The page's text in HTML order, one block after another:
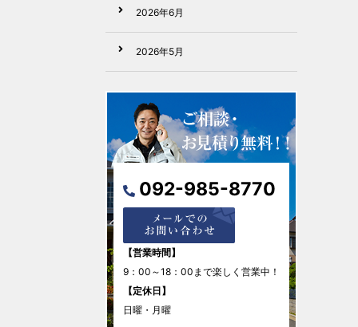
2026年6月
2026年5月
2026年4月
2026年3月
2026年1月
2025年12月
2025年11月
092-985-8770
【営業時間】
9：00～18：00まで楽しく営業中！
【定休日】
日曜・月曜